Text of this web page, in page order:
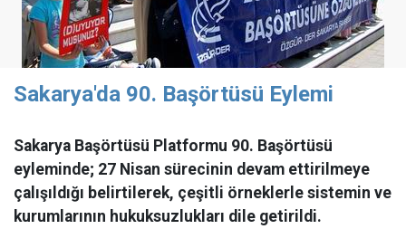
Sakarya'da 90. Başörtüsü Eylemi
Sakarya Başörtüsü Platformu 90. Başörtüsü
eyleminde; 27 Nisan sürecinin devam ettirilmeye
çalışıldığı belirtilerek, çeşitli örneklerle sistemin ve
kurumlarının hukuksuzlukları dile getirildi.